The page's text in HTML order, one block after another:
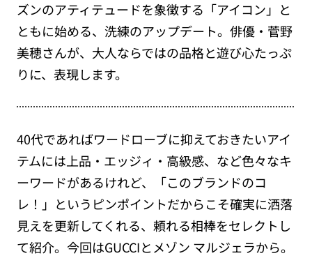
ズンのアティテュードを象徴する「アイコン」と
ともに始める、洗練のアップデート。俳優・菅野
美穂さんが、大人ならではの品格と遊び心たっぷ
りに、表現します。
40代であればワードローブに抑えておきたいアイ
テムには上品・エッジィ・高級感、など色々なキ
ーワードがあるけれど、「このブランドのコ
レ！」というピンポイントだからこそ確実に洒落
見えを更新してくれる、頼れる相棒をセレクトし
て紹介。今回はGUCCIとメゾン マルジェラから。